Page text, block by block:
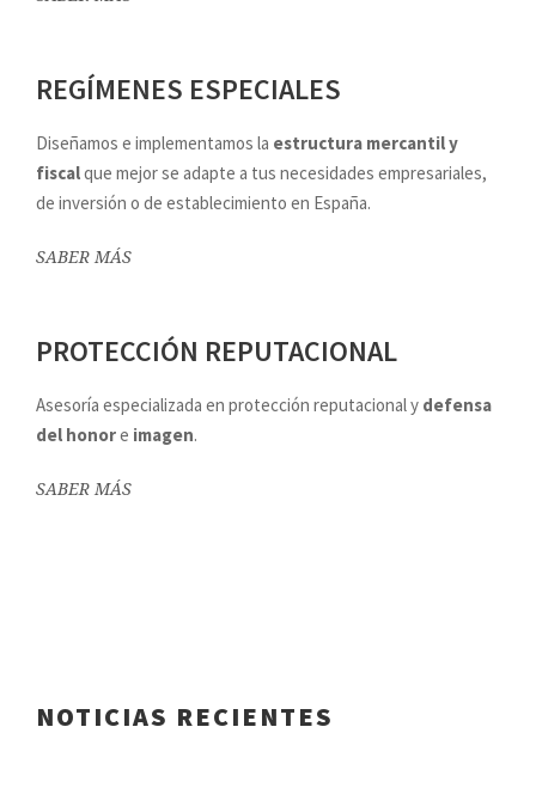
REGÍMENES ESPECIALES
Diseñamos e implementamos la estructura mercantil y
fiscalque mejor se adapte a tus necesidades empresariales,
de inversión o de establecimiento en España.
SABER MÁS
PROTECCIÓN REPUTACIONAL
Asesoría especializada en protección reputacional y defensa
del honore imagen.
SABER MÁS
NOTICIAS RECIENTES